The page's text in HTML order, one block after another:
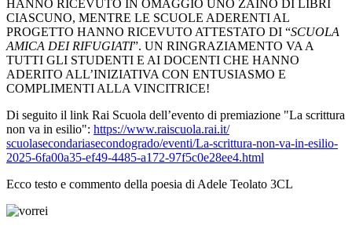
HANNO RICEVUTO IN OMAGGIO UNO ZAINO DI LIBRI
CIASCUNO, MENTRE LE SCUOLE ADERENTI AL
PROGETTO HANNO RICEVUTO ATTESTATO DI “SCUOLA
AMICA DEI RIFUGIATI”. UN RINGRAZIAMENTO VA A
TUTTI GLI STUDENTI E AI DOCENTI CHE HANNO
ADERITO ALL’INIZIATIVA CON ENTUSIASMO E
COMPLIMENTI ALLA VINCITRICE!
Di seguito il link Rai Scuola dell’evento di premiazione "La scrittura
non va in esilio": https://www.raiscuola.rai.it/
scuolasecondariasecondogrado/eventi/La-scrittura-non-va-in-esilio-
2025-6fa00a35-ef49-4485-a172-97f5c0e28ee4.html
Ecco testo e commento della poesia di Adele Teolato 3CL